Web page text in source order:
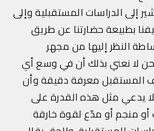
الدراسات المستقبلية وإلى
حضارتنا عن طريق
إليها من مجهر
نعني بذلك أن في وسع أي
معرفة دقيقة وأن
مثل هذه القدرة على
منجم أو مدّع لقوة خارقة